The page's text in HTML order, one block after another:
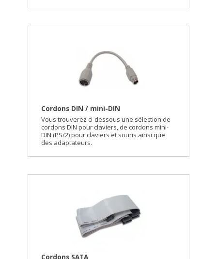
Cordons DIN / mini-DIN
Vous trouverez ci-dessous une sélection de
cordons DIN pour claviers, de cordons mini-
DIN (PS/2) pour claviers et souris ainsi que
des adaptateurs.
Cordons SATA